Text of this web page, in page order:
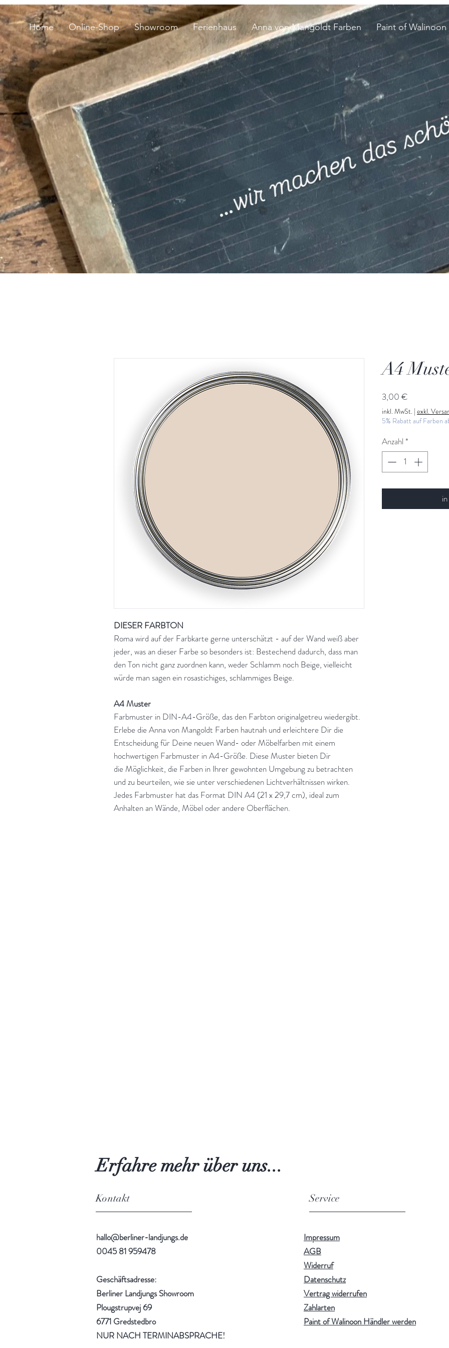
Home Online-Shop Showroom Ferienhaus Anna von Mangoldt Farben Paint of Walinoon
DIESER FARBTON
Roma wird auf der Farbkarte gerne unterschätzt - auf der Wand weiß aber
jeder, was an dieser Farbe so besonders ist: Bestechend dadurch, dass man
den Ton nicht ganz zuordnen kann, weder Schlamm noch Beige, vielleicht
würde man sagen ein rosastichiges, schlammiges Beige.
A4 Muster
Farbmuster in DIN-A4-Größe, das den Farbton originalgetreu wiedergibt.
Erlebe die Anna von Mangoldt Farben hautnah und erleichtere Dir die
Entscheidung für Deine neuen Wand- oder Möbelfarben mit einem
hochwertigen Farbmuster in A4-Größe. Diese Muster bieten Dir
die Möglichkeit, die Farben in Ihrer gewohnten Umgebung zu betrachten
und zu beurteilen, wie sie unter verschiedenen Lichtverhältnissen wirken.
Jedes Farbmuster hat das Format DIN A4 (21 x 29,7 cm), ideal zum
Anhalten an Wände, Möbel oder andere Oberflächen.
A4
3,00 €
inkl. MwSt. | exkl.
5% Rabatt auf Farben
Anzahl *
Erfahre mehr über uns...
Kontakt
hallo@berliner-landjungs.de
0045 81 959478
Geschäftsadresse:
Berliner Landjungs Showroom
Plougstrupvej 69
6771 Gredstedbro
NUR NACH TERMINABSPRACHE!
Service
Impressum
AGB
Widerruf
Datenschutz
Vertrag widerrufen
Zahlarten
Paint of Walinoon Händler werden